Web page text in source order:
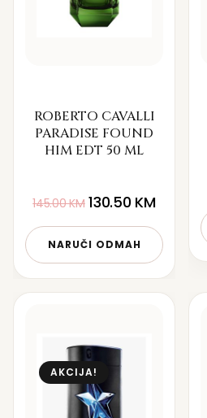
ROBERTO CAVALLI
PARADISE FOUND
HIM EDT 50 ML
145.00KM 130.50 KM
NARUČI ODMAH
AKCIJA!